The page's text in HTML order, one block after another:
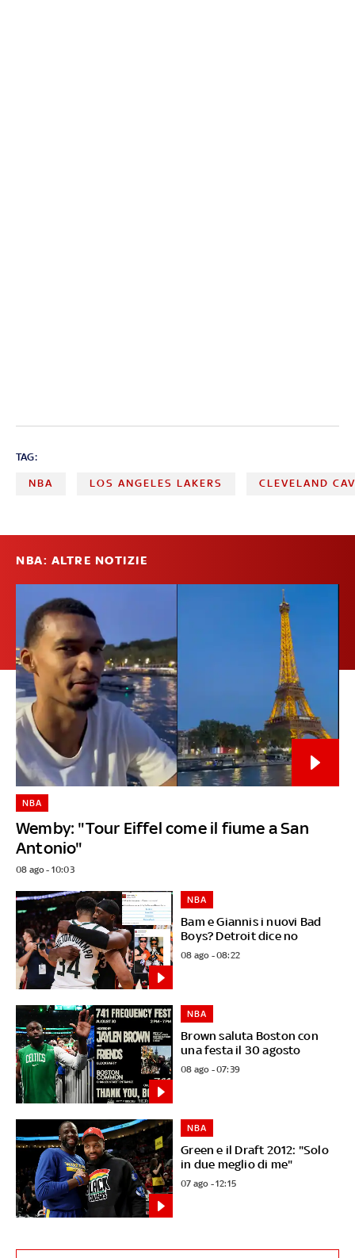
TAG:
NBA LOS ANGELES LAKERS CLEVELAND
NBA: ALTRE NOTIZIE
Wemby: "Tour Eiffel come il fiume a San
Antonio"
NBA
08 ago - 10:03
Bam e Giannis i nuovi Bad
Boys? Detroit dice no
NBA
08 ago - 08:22
Brown saluta Boston con
una festa il 30 agosto
NBA
08 ago - 07:39
Green e il Draft 2012: "Solo
in due meglio di me"
NBA
07 ago - 12:15